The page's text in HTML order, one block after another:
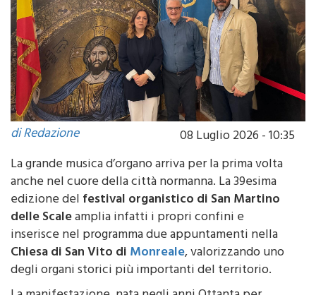
di Redazione
08 Luglio 2026 - 10:35
La grande musica d’organo arriva per la prima volta
anche nel cuore della città normanna. La 39esima
edizione delfestival organistico di San Martino
delle Scaleamplia infatti i propri confini e
inserisce nel programma due appuntamenti nella
Chiesa di San Vito diMonreale, valorizzando uno
degli organi storici più importanti del territorio.